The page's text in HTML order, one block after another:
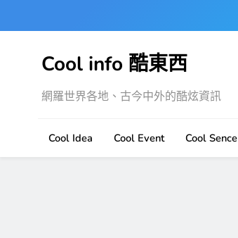
Cool info 酷東西
網羅世界各地、古今中外的酷炫資訊
Cool Idea Cool Event Cool Sence